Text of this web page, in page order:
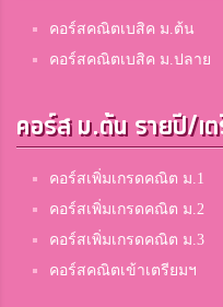
คอร์สคณิตเบสิค ม.ต้น
คอร์สคณิตเบสิค ม.ปลาย
คอร์ส ม.ต้น รายปี/เ
คอร์สเพิ่มเกรดคณิต ม.1
คอร์สเพิ่มเกรดคณิต ม.2
คอร์สเพิ่มเกรดคณิต ม.3
คอร์สคณิตเข้าเตรียมฯ